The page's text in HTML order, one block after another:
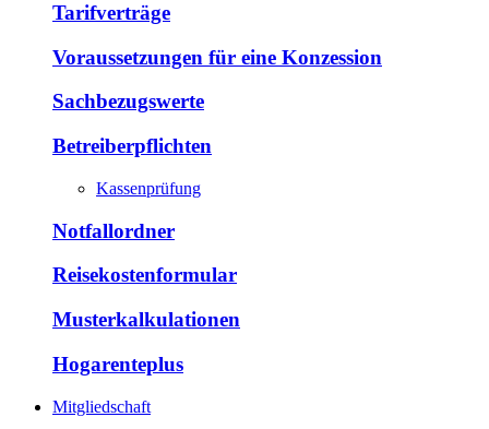
Tarifverträge
Voraussetzungen für eine Konzession
Sachbezugswerte
Betreiberpflichten
Kassenprüfung
Notfallordner
Reisekostenformular
Musterkalkulationen
Hogarenteplus
Mitgliedschaft